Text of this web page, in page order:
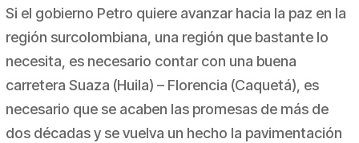
Si el gobierno Petro quiere avanzar hacia la paz en la
región surcolombiana, una región que bastante lo
necesita, es necesario contar con una buena
carretera Suaza (Huila) – Florencia (Caquetá), es
necesario que se acaben las promesas de más de
dos décadas y se vuelva un hecho la pavimentación